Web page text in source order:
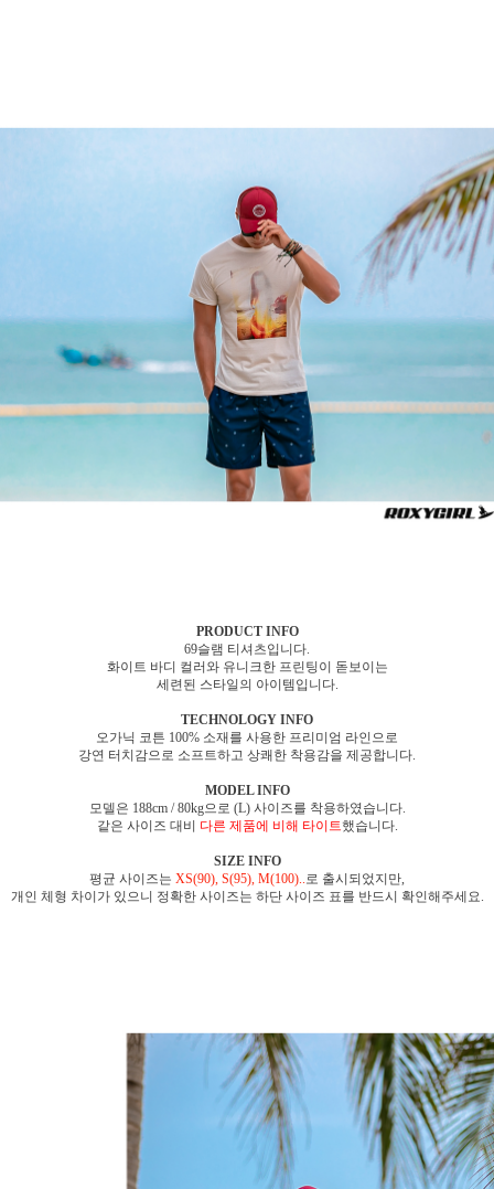
PRODUCT INFO
69슬램 티셔츠입니다.
화이트 바디 컬러와 유니크한 프린팅이 돋보이는
세련된 스타일의 아이템입니다.
TECHNOLOGY INFO
오가닉 코튼 100% 소재를 사용한 프리미엄 라인으로
강연 터치감으로 소프트하고 상쾌한 착용감을 제공합니다.
MODEL INFO
모델은 188cm / 80kg으로 (L) 사이즈를 착용하였습니다.
같은 사이즈 대비 다른 제품에 비해 타이트했습니다.
SIZE INFO
평균 사이즈는 XS(90), S(95), M(100)..로 출시되었지만,
개인 체형 차이가 있으니 정확한 사이즈는 하단 사이즈 표를 반드시 확인해주세요.